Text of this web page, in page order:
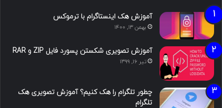
آموزش هک اینستاگرام با ترموکس
بهمن ۱۳, ۱۴۰۰
آموزش تصویری شکستن پسورد فایل ZIP و RAR
تیر ۱۶, ۱۳۹۹
چطور تلگرام را هک کنیم؟ آموزش تصویری هک
تلگرام